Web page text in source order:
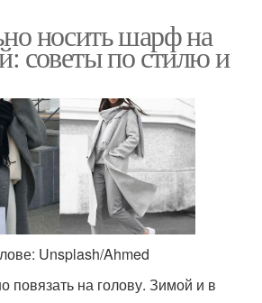
носить шарф на
советы по стилю и
Unsplash/Ahmed
на голову. Зимой и в